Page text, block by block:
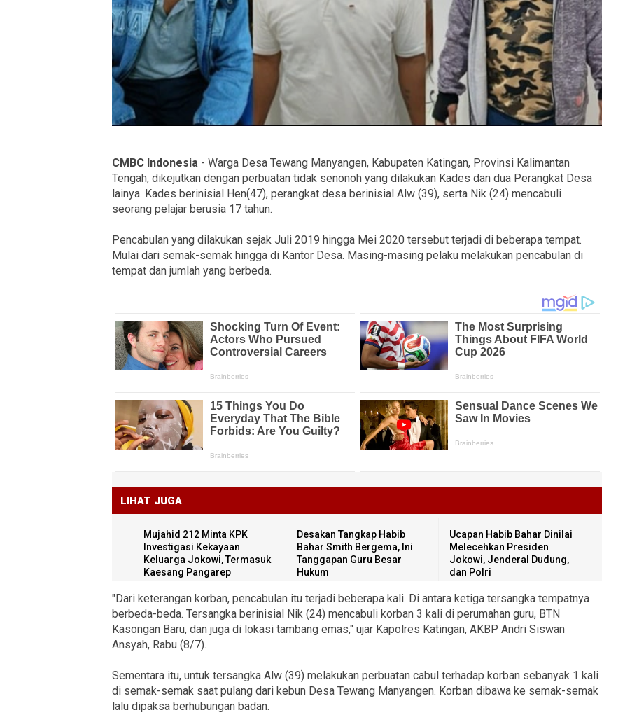
CMBC Indonesia - Warga Desa Tewang Manyangen, Kabupaten Katingan, Provinsi Kalimantan
Tengah, dikejutkan dengan perbuatan tidak senonoh yang dilakukan Kades dan dua Perangkat Desa
lainya. Kades berinisial Hen(47), perangkat desa berinisial Alw (39), serta Nik (24) mencabuli
seorang pelajar berusia 17 tahun.
Pencabulan yang dilakukan sejak Juli 2019 hingga Mei 2020 tersebut terjadi di beberapa tempat.
Mulai dari semak-semak hingga di Kantor Desa. Masing-masing pelaku melakukan pencabulan di
tempat dan jumlah yang berbeda.
LIHAT JUGA
Mujahid 212 Minta KPK
Investigasi Kekayaan
Keluarga Jokowi, Termasuk
Kaesang Pangarep
Desakan Tangkap Habib
Bahar Smith Bergema, Ini
Tanggapan Guru Besar
Hukum
Ucapan Habib Bahar Dinilai
Melecehkan Presiden
Jokowi, Jenderal Dudung,
dan Polri
"Dari keterangan korban, pencabulan itu terjadi beberapa kali. Di antara ketiga tersangka tempatnya
berbeda-beda. Tersangka berinisial Nik (24) mencabuli korban 3 kali di perumahan guru, BTN
Kasongan Baru, dan juga di lokasi tambang emas," ujar Kapolres Katingan, AKBP Andri Siswan
Ansyah, Rabu (8/7).
Sementara itu, untuk tersangka Alw (39) melakukan perbuatan cabul terhadap korban sebanyak 1 kali
di semak-semak saat pulang dari kebun Desa Tewang Manyangen. Korban dibawa ke semak-semak
lalu dipaksa berhubungan badan.